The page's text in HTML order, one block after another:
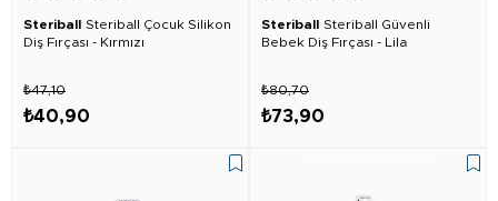
Steriball Steriball Çocuk Silikon
Diş Fırçası - Kırmızı
₺40,90
₺47,10
Steriball Steriball Güvenli
Bebek Diş Fırçası - Lila
₺73,90
₺80,70